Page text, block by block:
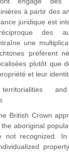
à partir des
juridique est
réciproque des
une
préfèrent
plutôt que
et leur
territorialities
British Crown
aboriginal
not recognized.